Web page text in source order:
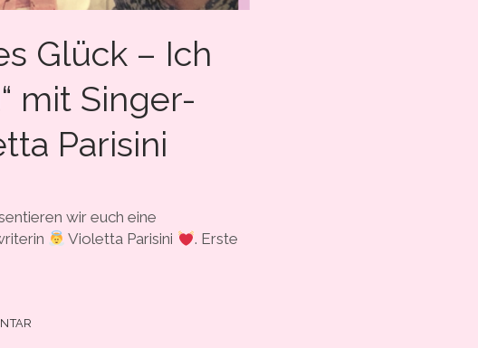
Glück – Ich
mit Singer-
Parisini
wir euch eine
Violetta Parisini
. Erste